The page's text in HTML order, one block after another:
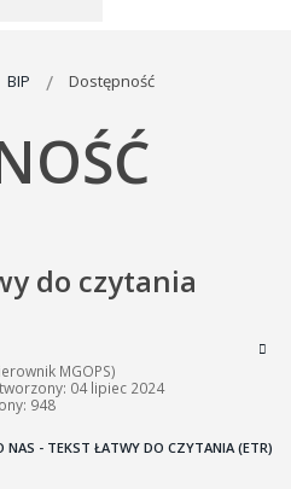
BIP Dostępność
do czytania
MGOPS)
04 lipiec 2024
948
NAS - TEKST ŁATWY DO CZYTANIA (ETR)